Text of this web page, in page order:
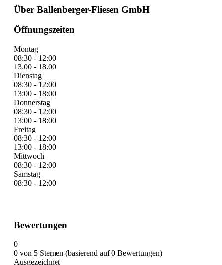
Über Ballenberger-Fliesen GmbH
Öffnungszeiten
Montag
08:30 - 12:00
13:00 - 18:00
Dienstag
08:30 - 12:00
13:00 - 18:00
Donnerstag
08:30 - 12:00
13:00 - 18:00
Freitag
08:30 - 12:00
13:00 - 18:00
Mittwoch
08:30 - 12:00
Samstag
08:30 - 12:00
Bewertungen
0
0 von 5 Sternen (basierend auf 0 Bewertungen)
Ausgezeichnet